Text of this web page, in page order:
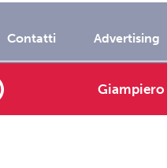
Giampiero
Contatti Advertising
Soft -